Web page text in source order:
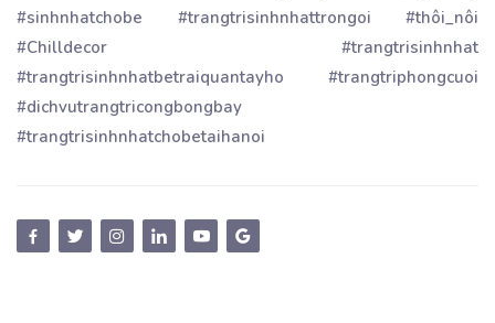
#sinhnhatchobe #trangtrisinhnhattrongoi #thôi_nôi
#Chilldecor #trangtrisinhnhat
#trangtrisinhnhatbetraiquantayho #trangtriphongcuoi
#dichvutrangtricongbongbay
#trangtrisinhnhatchobetaihanoi